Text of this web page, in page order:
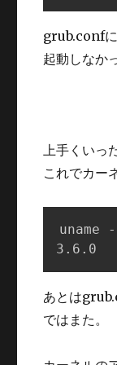
grub.confに
起動しなか
上手くいっ
これでカー
uname
3.6.0
あとは
ではまた。